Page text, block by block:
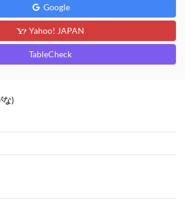
Google
Yahoo! JAPAN
TableCheck
な)